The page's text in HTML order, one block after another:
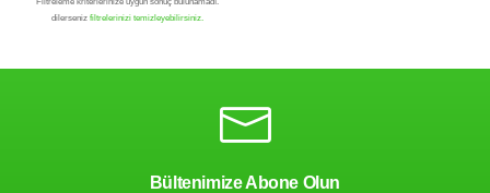
Bültenimize Abone Olun